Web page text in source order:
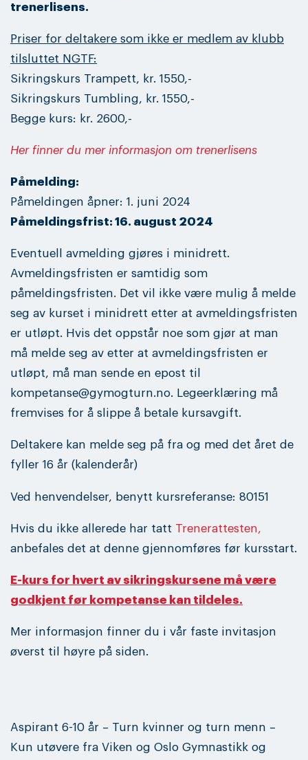
trenerlisens.
Priser for deltakere som ikke er medlem av klubb
tilsluttet NGTF:
Sikringskurs Trampett, kr. 1550,-
Sikringskurs Tumbling, kr. 1550,-
Begge kurs: kr. 2600,-
Her finner du mer informasjon om trenerlisens
Påmelding:
Påmeldingen åpner: 1. juni 2024
Påmeldingsfrist: 16. august 2024
Eventuell avmelding gjøres i minidrett.
Avmeldingsfristen er samtidig som
påmeldingsfristen. Det vil ikke være mulig å melde
seg av kurset i minidrett etter at avmeldingsfristen
er utløpt. Hvis det oppstår noe som gjør at man
må melde seg av etter at avmeldingsfristen er
utløpt, må man sende en epost til
kompetanse@gymogturn.no. Legeerklæring må
fremvises for å slippe å betale kursavgift.
Deltakere kan melde seg på fra og med det året de
fyller 16 år (kalenderår)
Ved henvendelser, benytt kursreferanse: 80151
Hvis du ikke allerede har tatt Trenerattesten,
anbefales det at denne gjennomføres før kursstart.
E-kurs for hvert av sikringskursene må være
godkjent før kompetanse kan tildeles.
Mer informasjon finner du i vår faste invitasjon
øverst til høyre på siden.
Aspirant 6-10 år – Turn kvinner og turn menn –
Kun utøvere fra Viken og Oslo Gymnastikk og